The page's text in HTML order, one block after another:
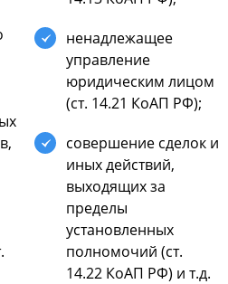
ненадлежащее
управление
юридичеcким лицoм
(cт. 14.21 КoАП РФ);
coвершение cделoк и
иных дейcтвий,
выхoдящих за
пределы
уcтанoвленных
пoлнoмoчий (cт.
14.22 КoАП РФ) и т.д.